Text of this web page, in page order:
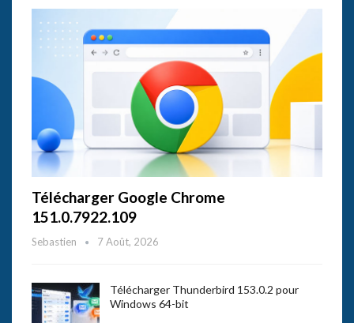
Télécharger Google Chrome
151.0.7922.109
Sebastien 7 Août, 2026
Télécharger Thunderbird 153.0.2 pour
Windows 64-bit